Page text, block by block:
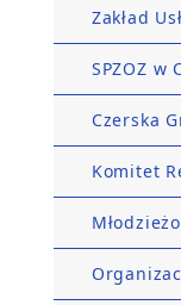
Zakład
SPZOZ w
Czerska
Komitet